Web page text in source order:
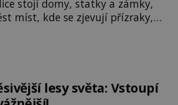
stojí domy, statky a zámky,
míst, kde se zjevují přízraky,
zvuky nebo se dějí
generace. A právě tato opakující
lesy světa: Vstoupí